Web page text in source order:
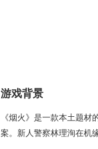
游戏背景
《烟火》是一款本土题
案。新人警察林理洵在机